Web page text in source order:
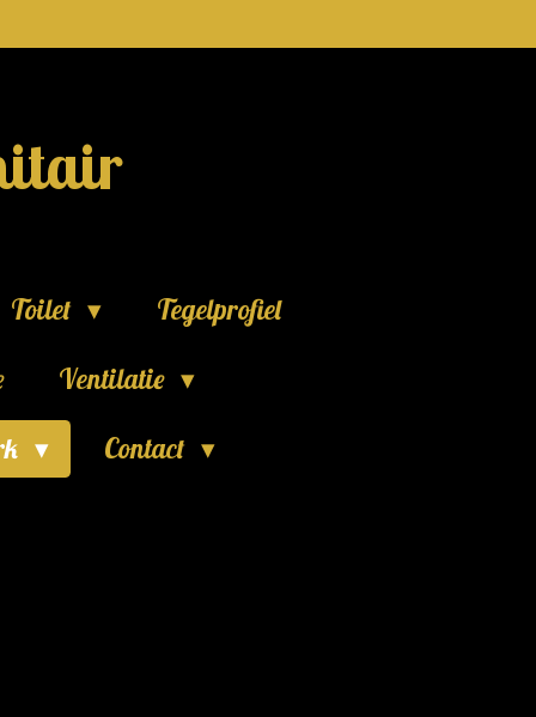
Toilet
Tegelprofiel
Ventilatie
Contact